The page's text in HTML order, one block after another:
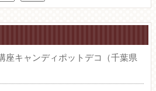
座キャンディポットデコ（千葉県